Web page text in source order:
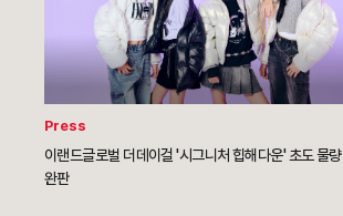
Press
이랜드글로벌 더데이걸 '시그니처 힙해다운' 초도 물량
완판